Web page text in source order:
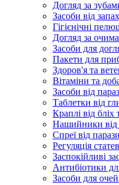
Догляд за
Засоби від
Гігієнічні
Догляд за
Засоби для
Пакети для
Здоров'я та
Вітаміни та
Засоби від
Таблетки від
Краплі від бліх
Нашийники від
Спреї від
Регуляція
Заспокійливі
Антибіотики
Засоби для